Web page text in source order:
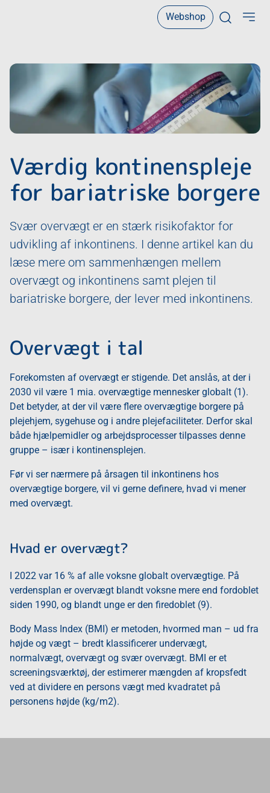
Webshop
Værdig kontinenspleje
for bariatriske borgere
Svær overvægt er en stærk risikofaktor for
udvikling af inkontinens. I denne artikel kan du
læse mere om sammenhængen mellem
overvægt og inkontinens samt plejen til
bariatriske borgere, der lever med inkontinens.
Overvægt i tal
Forekomsten af overvægt er stigende. Det anslås, at der i
2030 vil være 1 mia. overvægtige mennesker globalt (1).
Det betyder, at der vil være flere overvægtige borgere på
plejehjem, sygehuse og i andre plejefaciliteter. Derfor skal
både hjælpemidler og arbejdsprocesser tilpasses denne
gruppe – især i kontinensplejen.
Før vi ser nærmere på årsagen til inkontinens hos
overvægtige borgere, vil vi gerne definere, hvad vi mener
med overvægt.
Hvad er overvægt?
I 2022 var 16 % af alle voksne globalt overvægtige. På
verdensplan er overvægt blandt voksne mere end fordoblet
siden 1990, og blandt unge er den firedoblet (9).
Body Mass Index (BMI) er metoden, hvormed man – ud fra
højde og vægt – bredt klassificerer undervægt,
normalvægt, overvægt og svær overvægt. BMI er et
screeningsværktøj, der estimerer mængden af kropsfedt
ved at dividere en persons vægt med kvadratet på
personens højde (kg/m2).